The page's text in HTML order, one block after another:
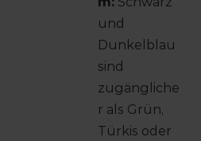
und
Dunkelblau
sind
zugängliche
r als Grün,
Türkis oder